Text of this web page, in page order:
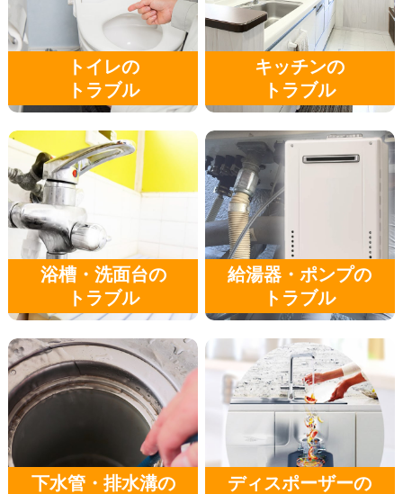
トイレの
トラブル
キッチンの
トラブル
浴槽・洗面台の
トラブル
給湯器・ポンプの
トラブル
下水管・排水溝の
ディスポーザーの